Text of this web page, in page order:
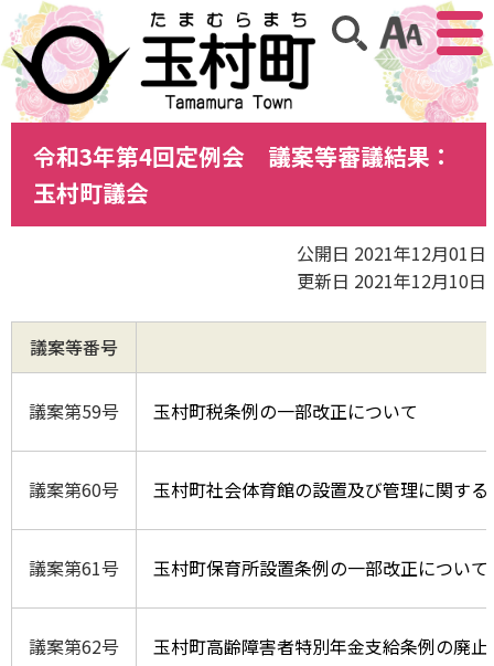
アクセ
サイト内検索
令和3年第4回定例会 議案等審議結果：
玉村町議会
公開日 2021年12月01日
更新日 2021年12月10日
議案等番号
議案第59号 玉村町税条例の一部改正について
議案第60号 玉村町社会体育館の設置及び管理に関す
議案第61号 玉村町保育所設置条例の一部改正について
議案第62号 玉村町高齢障害者特別年金支給条例の廃